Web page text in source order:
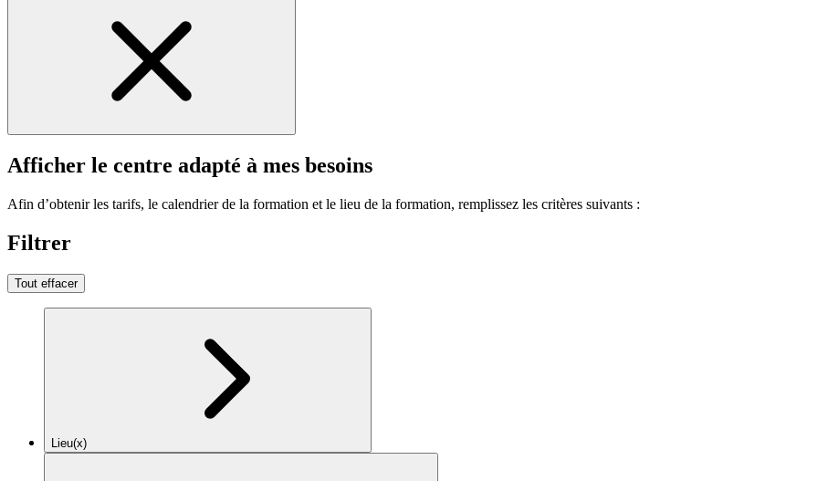
Afficher le centre adapté à mes besoins
Afin d’obtenir les tarifs, le calendrier de la formation et le lieu de la formation, remplissez les critères suivants :
Filtrer
Tout effacer
Lieu(x)